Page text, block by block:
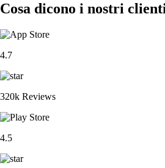
Cosa dicono i nostri
4.7
320k Reviews
4.5